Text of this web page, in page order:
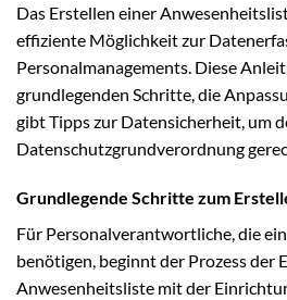
Das Erstellen einer
effiziente Möglichkeit zur
Personalmanagements. Diese
grundlegenden Schritte, die
gibt Tipps zur Datensicherheit, um
Datenschutzgrundverordnung
Grundlegende Schritte zum
Für Personalverantwortliche, die
benötigen, beginnt der Prozess der
Anwesenheitsliste mit der